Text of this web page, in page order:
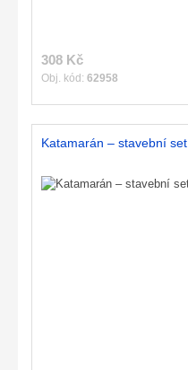
308 Kč
Obj. kód: 62958
Katamarán – stavební set